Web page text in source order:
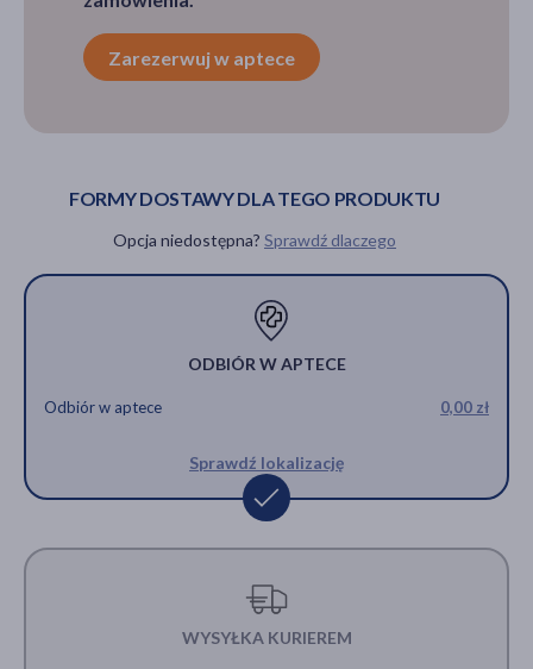
Zarezerwuj w aptece
FORMY DOSTAWY DLA TEGO PRODUKTU
Opcja niedostępna? Sprawdź dlaczego
ODBIÓR W APTECE
Odbiór w aptece 0,00 zł
Sprawdź lokalizację
WYSYŁKA KURIEREM